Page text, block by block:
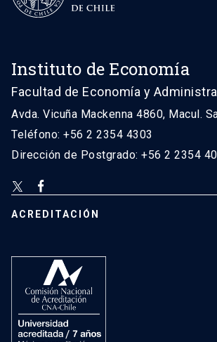
Instituto de Economía
Facultad de Economía y
Avda. Vicuña Mackenna 4860, Macul.
Teléfono: +56 2 2354 4303
Dirección de Postgrado: +56 2 2354
ACREDITACIÓN